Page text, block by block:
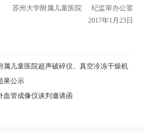
苏州大学附属儿童医院 纪监审办公室
2017年1月23日
属儿童医院超声破碎仪、真空冷冻干燥机
果公示
血管成像仪谈判邀请函